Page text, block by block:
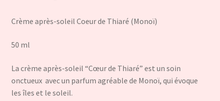
Crème après-soleil Coeur de Thiaré (Monoï)
50 ml
La crème après-soleil “Cœur de Thiaré” est un soin
onctueux avec un parfum agréable de Monoï, qui évoque
les îles et le soleil.